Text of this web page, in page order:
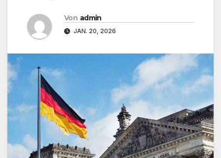
Von admin
JAN. 20, 2026